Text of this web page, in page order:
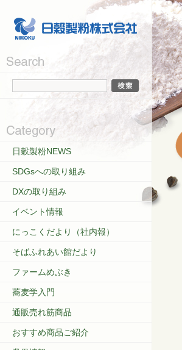
日穀製粉NEWS
SDGsへの取り組み
DXの取り組み
イベント情報
にっこくだより（社内報）
そばふれあい館だより
ファームめぶき
蕎麦学入門
通販売れ筋商品
おすすめ商品ご紹介